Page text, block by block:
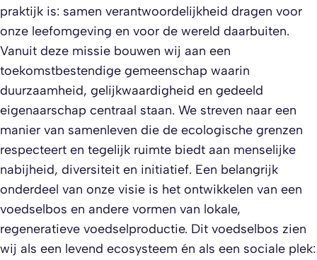
praktijk is: samen verantwoordelijkheid dragen voor
onze leefomgeving en voor de wereld daarbuiten.
Vanuit deze missie bouwen wij aan een
toekomstbestendige gemeenschap waarin
duurzaamheid, gelijkwaardigheid en gedeeld
eigenaarschap centraal staan. We streven naar een
manier van samenleven die de ecologische grenzen
respecteert en tegelijk ruimte biedt aan menselijke
nabijheid, diversiteit en initiatief. Een belangrijk
onderdeel van onze visie is het ontwikkelen van een
voedselbos en andere vormen van lokale,
regeneratieve voedselproductie. Dit voedselbos zien
wij als een levend ecosysteem én als een sociale plek: